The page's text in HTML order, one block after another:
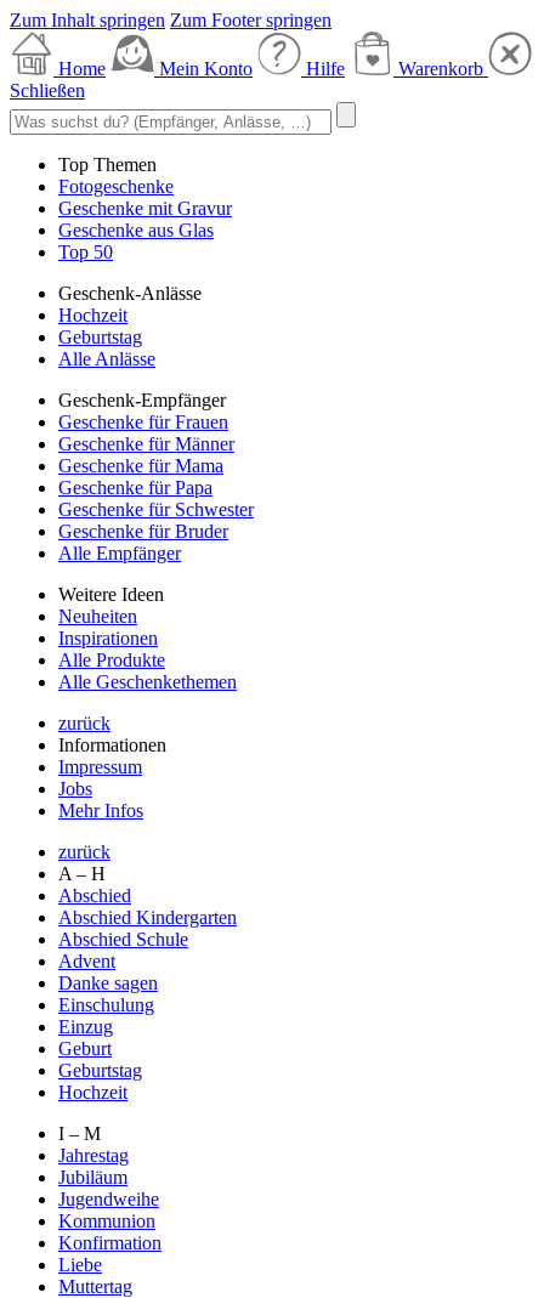
Zum Inhalt springen Zum Footer springen
Home Mein Konto Hilfe
Warenkorb
Schließen
Top Themen
Fotogeschenke
Geschenke mit Gravur
Geschenke aus Glas
Top 50
Geschenk-Anlässe
Hochzeit
Geburtstag
Alle Anlässe
Geschenk-Empfänger
Geschenke für Frauen
Geschenke für Männer
Geschenke für Mama
Geschenke für Papa
Geschenke für Schwester
Geschenke für Bruder
Alle Empfänger
Weitere Ideen
Neuheiten
Inspirationen
Alle Produkte
Alle Geschenkethemen
zurück
Informationen
Impressum
Jobs
Mehr Infos
zurück
A – H
Abschied
Abschied Kindergarten
Abschied Schule
Advent
Danke sagen
Einschulung
Einzug
Geburt
Geburtstag
Hochzeit
I – M
Jahrestag
Jubiläum
Jugendweihe
Kommunion
Konfirmation
Liebe
Muttertag